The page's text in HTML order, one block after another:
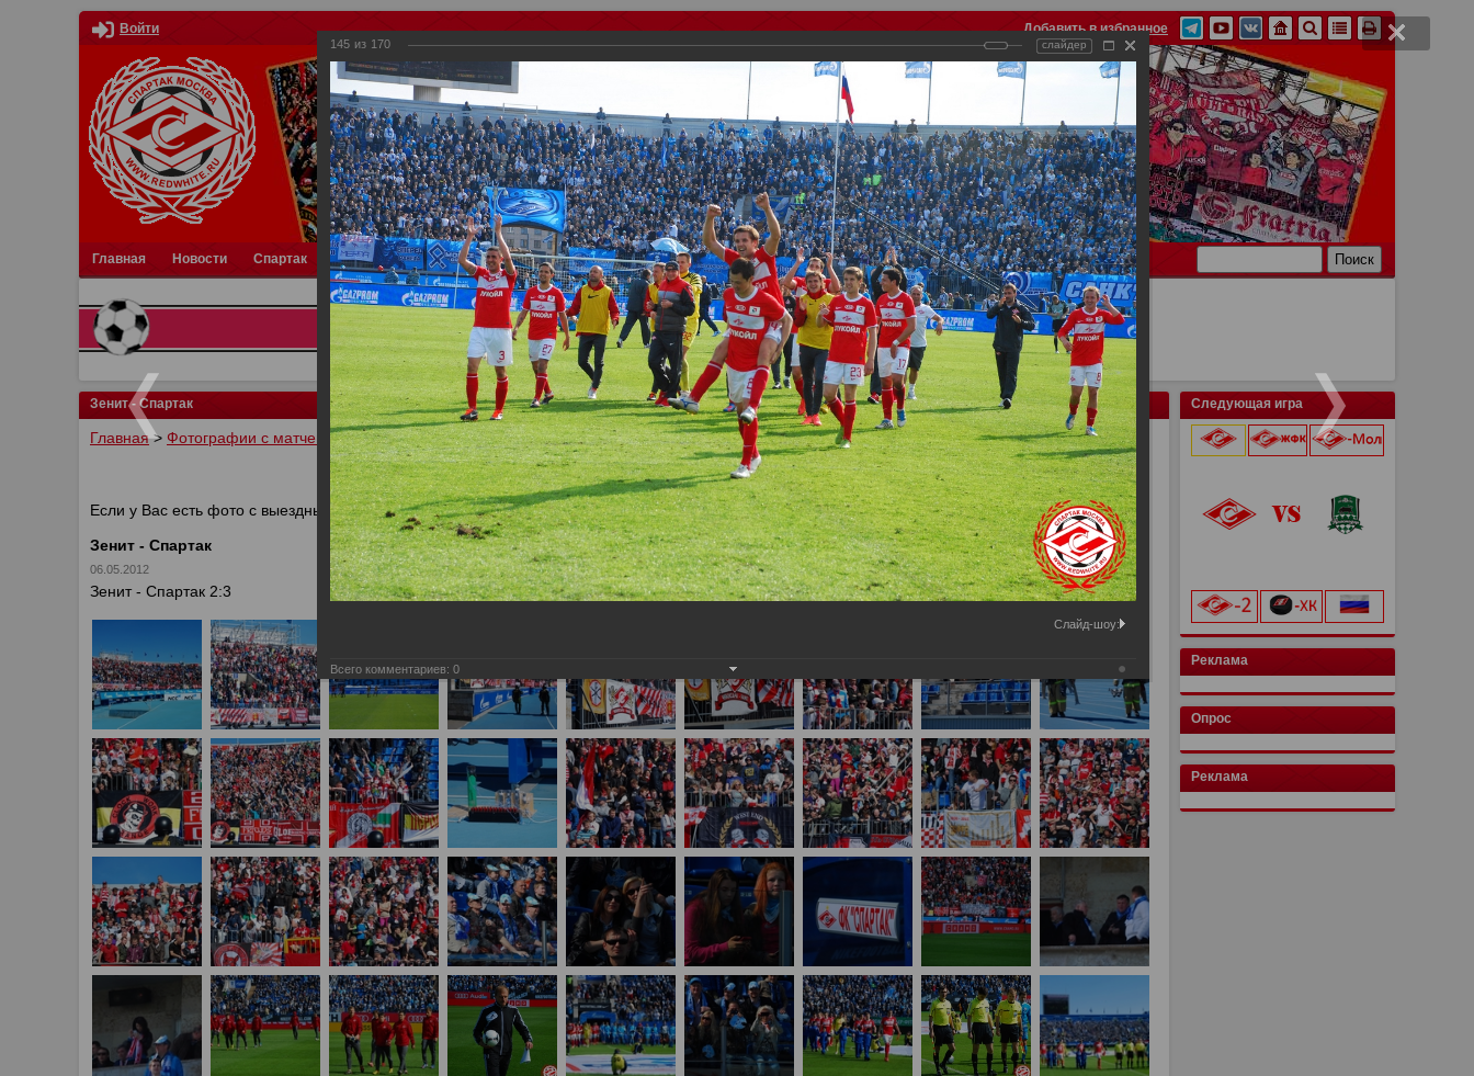
Войти Добавить в избранное
Главная Новости Спартак Турниры Фотки Отчеты Видео Фанату Стадионы О футболе КБ Форум Ссылки Связь
Зенит - Спартак
Главная> Фотографии с матчей Спартака, Сборной Росиии>Фотографии с выездных игр Спартака>Сезон 2012>Зенит - Спартак
Уважаемые посетители нашего сайта!
Если у Вас есть фото с выездных игр Спартака, высылайте нам на почту, мы обязательно разместим их в этом разделе.
Зенит - Спартак
06.05.2012
Зенит - Спартак 2:3
Следующая игра
Реклама
Опрос
Реклама
145 из 170 слайдер
Слайд-шоу:
Всего комментариев: 0